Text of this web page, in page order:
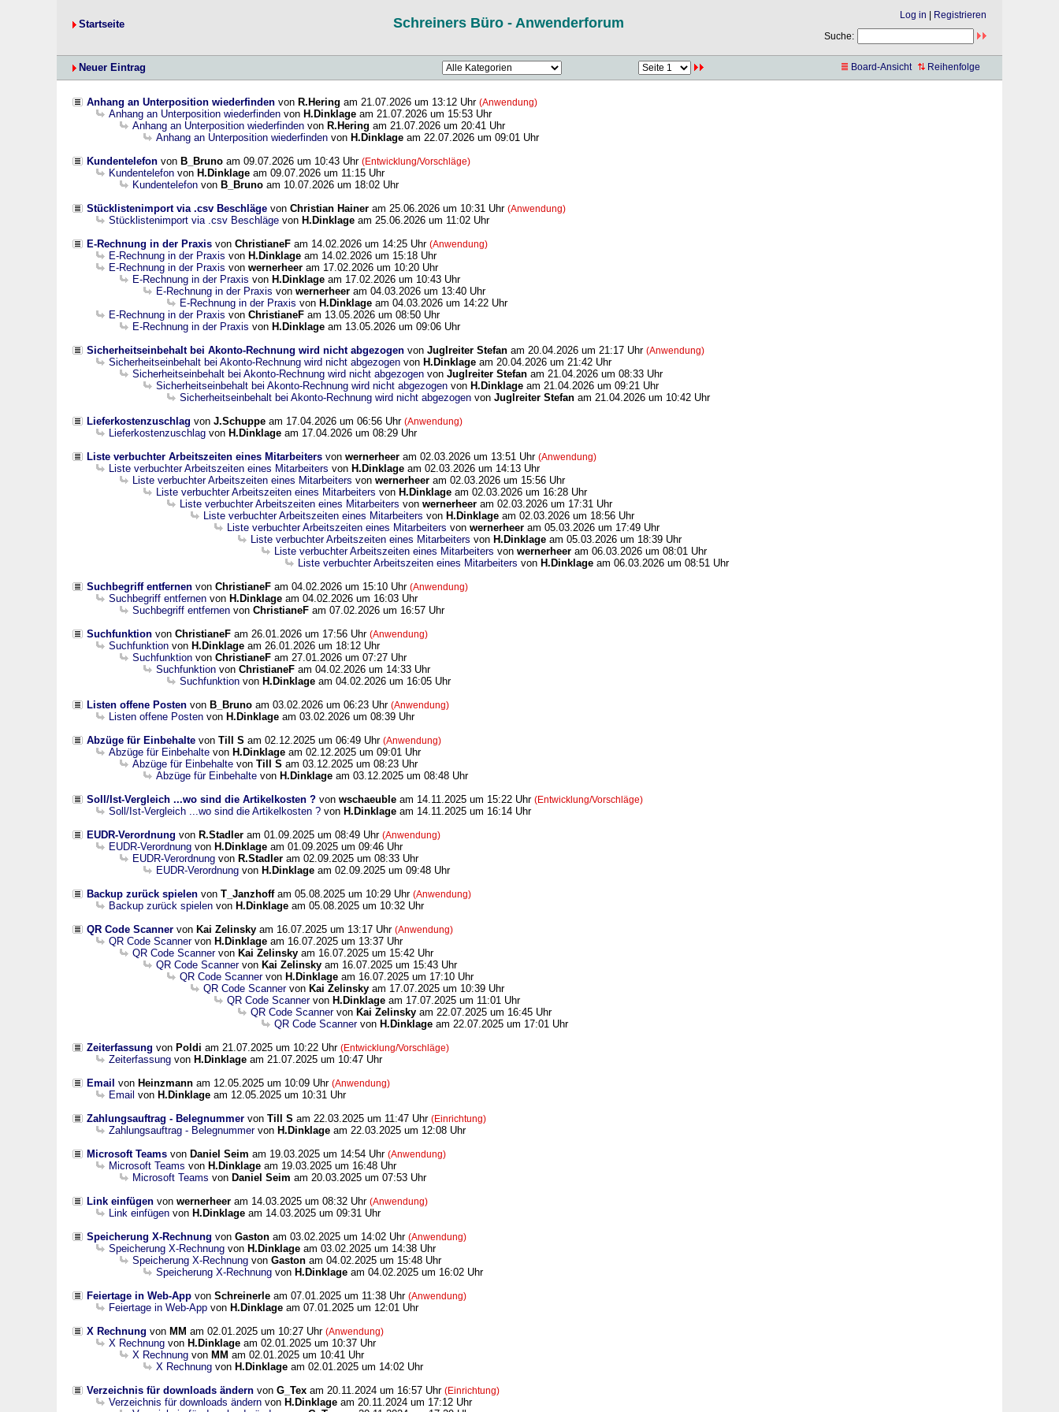
Startseite Schreiners Büro - Anwenderforum Log in
Registrieren
Suche:
Neuer Eintrag Board-Ansicht Reihenfolge
Anhang an Unterposition wiederfinden von R.Hering am 21.07.2026 um 13:12 Uhr (Anwendung)
Anhang an Unterposition wiederfinden von H.Dinklage am 21.07.2026 um 15:53 Uhr
Anhang an Unterposition wiederfinden von R.Hering am 21.07.2026 um 20:41 Uhr
Anhang an Unterposition wiederfinden von H.Dinklage am 22.07.2026 um 09:01 Uhr
Kundentelefon von B_Bruno am 09.07.2026 um 10:43 Uhr (Entwicklung/Vorschläge)
Kundentelefon von H.Dinklage am 09.07.2026 um 11:15 Uhr
Kundentelefon von B_Bruno am 10.07.2026 um 18:02 Uhr
Stücklistenimport via .csv Beschläge von Christian Hainer am 25.06.2026 um 10:31 Uhr (Anwendung)
Stücklistenimport via .csv Beschläge von H.Dinklage am 25.06.2026 um 11:02 Uhr
E-Rechnung in der Praxis von ChristianeF am 14.02.2026 um 14:25 Uhr (Anwendung)
E-Rechnung in der Praxis von H.Dinklage am 14.02.2026 um 15:18 Uhr
E-Rechnung in der Praxis von wernerheer am 17.02.2026 um 10:20 Uhr
E-Rechnung in der Praxis von H.Dinklage am 17.02.2026 um 10:43 Uhr
E-Rechnung in der Praxis von wernerheer am 04.03.2026 um 13:40 Uhr
E-Rechnung in der Praxis von H.Dinklage am 04.03.2026 um 14:22 Uhr
E-Rechnung in der Praxis von ChristianeF am 13.05.2026 um 08:50 Uhr
E-Rechnung in der Praxis von H.Dinklage am 13.05.2026 um 09:06 Uhr
Sicherheitseinbehalt bei Akonto-Rechnung wird nicht abgezogen von Juglreiter Stefan am 20.04.2026 um 21:17 Uhr (Anwendung)
Sicherheitseinbehalt bei Akonto-Rechnung wird nicht abgezogen von H.Dinklage am 20.04.2026 um 21:42 Uhr
Sicherheitseinbehalt bei Akonto-Rechnung wird nicht abgezogen von Juglreiter Stefan am 21.04.2026 um 08:33 Uhr
Sicherheitseinbehalt bei Akonto-Rechnung wird nicht abgezogen von H.Dinklage am 21.04.2026 um 09:21 Uhr
Sicherheitseinbehalt bei Akonto-Rechnung wird nicht abgezogen von Juglreiter Stefan am 21.04.2026 um 10:42 Uhr
Lieferkostenzuschlag von J.Schuppe am 17.04.2026 um 06:56 Uhr (Anwendung)
Lieferkostenzuschlag von H.Dinklage am 17.04.2026 um 08:29 Uhr
Liste verbuchter Arbeitszeiten eines Mitarbeiters von wernerheer am 02.03.2026 um 13:51 Uhr (Anwendung)
Liste verbuchter Arbeitszeiten eines Mitarbeiters von H.Dinklage am 02.03.2026 um 14:13 Uhr
Liste verbuchter Arbeitszeiten eines Mitarbeiters von wernerheer am 02.03.2026 um 15:56 Uhr
Liste verbuchter Arbeitszeiten eines Mitarbeiters von H.Dinklage am 02.03.2026 um 16:28 Uhr
Liste verbuchter Arbeitszeiten eines Mitarbeiters von wernerheer am 02.03.2026 um 17:31 Uhr
Liste verbuchter Arbeitszeiten eines Mitarbeiters von H.Dinklage am 02.03.2026 um 18:56 Uhr
Liste verbuchter Arbeitszeiten eines Mitarbeiters von wernerheer am 05.03.2026 um 17:49 Uhr
Liste verbuchter Arbeitszeiten eines Mitarbeiters von H.Dinklage am 05.03.2026 um 18:39 Uhr
Liste verbuchter Arbeitszeiten eines Mitarbeiters von wernerheer am 06.03.2026 um 08:01 Uhr
Liste verbuchter Arbeitszeiten eines Mitarbeiters von H.Dinklage am 06.03.2026 um 08:51 Uhr
Suchbegriff entfernen von ChristianeF am 04.02.2026 um 15:10 Uhr (Anwendung)
Suchbegriff entfernen von H.Dinklage am 04.02.2026 um 16:03 Uhr
Suchbegriff entfernen von ChristianeF am 07.02.2026 um 16:57 Uhr
Suchfunktion von ChristianeF am 26.01.2026 um 17:56 Uhr (Anwendung)
Suchfunktion von H.Dinklage am 26.01.2026 um 18:12 Uhr
Suchfunktion von ChristianeF am 27.01.2026 um 07:27 Uhr
Suchfunktion von ChristianeF am 04.02.2026 um 14:33 Uhr
Suchfunktion von H.Dinklage am 04.02.2026 um 16:05 Uhr
Listen offene Posten von B_Bruno am 03.02.2026 um 06:23 Uhr (Anwendung)
Listen offene Posten von H.Dinklage am 03.02.2026 um 08:39 Uhr
Abzüge für Einbehalte von Till S am 02.12.2025 um 06:49 Uhr (Anwendung)
Abzüge für Einbehalte von H.Dinklage am 02.12.2025 um 09:01 Uhr
Abzüge für Einbehalte von Till S am 03.12.2025 um 08:23 Uhr
Abzüge für Einbehalte von H.Dinklage am 03.12.2025 um 08:48 Uhr
Soll/Ist-Vergleich ...wo sind die Artikelkosten ? von wschaeuble am 14.11.2025 um 15:22 Uhr (Entwicklung/Vorschläge)
Soll/Ist-Vergleich ...wo sind die Artikelkosten ? von H.Dinklage am 14.11.2025 um 16:14 Uhr
EUDR-Verordnung von R.Stadler am 01.09.2025 um 08:49 Uhr (Anwendung)
EUDR-Verordnung von H.Dinklage am 01.09.2025 um 09:46 Uhr
EUDR-Verordnung von R.Stadler am 02.09.2025 um 08:33 Uhr
EUDR-Verordnung von H.Dinklage am 02.09.2025 um 09:48 Uhr
Backup zurück spielen von T_Janzhoffam 05.08.2025 um 10:29 Uhr (Anwendung)
Backup zurück spielen von H.Dinklage am 05.08.2025 um 10:32 Uhr
QR Code Scanner von Kai Zelinsky am 16.07.2025 um 13:17 Uhr (Anwendung)
QR Code Scannervon H.Dinklage am 16.07.2025 um 13:37 Uhr
QR Code Scannervon Kai Zelinsky am 16.07.2025 um 15:42 Uhr
QR Code Scannervon Kai Zelinsky am 16.07.2025 um 15:43 Uhr
QR Code Scannervon H.Dinklage am 16.07.2025 um 17:10 Uhr
QR Code Scannervon Kai Zelinsky am 17.07.2025 um 10:39 Uhr
QR Code Scannervon H.Dinklage am 17.07.2025 um 11:01 Uhr
QR Code Scannervon Kai Zelinsky am 22.07.2025 um 16:45 Uhr
QR Code Scannervon H.Dinklage am 22.07.2025 um 17:01 Uhr
Zeiterfassung von Poldi am 21.07.2025 um 10:22 Uhr (Entwicklung/Vorschläge)
Zeiterfassung von H.Dinklage am 21.07.2025 um 10:47 Uhr
Email von Heinzmann am 12.05.2025 um 10:09 Uhr (Anwendung)
Email von H.Dinklage am 12.05.2025 um 10:31 Uhr
Zahlungsauftrag - Belegnummer von Till S am 22.03.2025 um 11:47 Uhr (Einrichtung)
Zahlungsauftrag - Belegnummervon H.Dinklage am 22.03.2025 um 12:08 Uhr
Microsoft Teams von Daniel Seim am 19.03.2025 um 14:54 Uhr (Anwendung)
Microsoft Teams von H.Dinklage am 19.03.2025 um 16:48 Uhr
Microsoft Teams von Daniel Seim am 20.03.2025 um 07:53 Uhr
Link einfügen von wernerheer am 14.03.2025 um 08:32 Uhr (Anwendung)
Link einfügen von H.Dinklage am 14.03.2025 um 09:31 Uhr
Speicherung X-Rechnung von Gaston am 03.02.2025 um 14:02 Uhr (Anwendung)
Speicherung X-Rechnung von H.Dinklage am 03.02.2025 um 14:38 Uhr
Speicherung X-Rechnung von Gaston am 04.02.2025 um 15:48 Uhr
Speicherung X-Rechnung von H.Dinklage am 04.02.2025 um 16:02 Uhr
Feiertage in Web-App von Schreinerle am 07.01.2025 um 11:38 Uhr (Anwendung)
Feiertage in Web-App von H.Dinklage am 07.01.2025 um 12:01 Uhr
X Rechnung von MM am 02.01.2025 um 10:27 Uhr (Anwendung)
X Rechnung von H.Dinklage am 02.01.2025 um 10:37 Uhr
X Rechnung von MM am 02.01.2025 um 10:41 Uhr
X Rechnung von H.Dinklage am 02.01.2025 um 14:02 Uhr
Verzeichnis für downloads ändern von G_Tex am 20.11.2024 um 16:57 Uhr (Einrichtung)
Verzeichnis für downloads ändern von H.Dinklage am 20.11.2024 um 17:12 Uhr